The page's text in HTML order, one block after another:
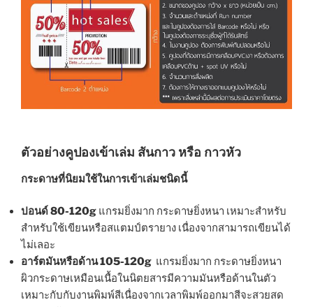
ตัวอย่างคูปองเข้าเล่ม สันกาว หรือ กาวหัว
กระดาษที่นิยมใช้ในการเข้าเล่มชนิดนี้
ปอนด์ 80-120g แกรมยิ่งมาก กระดาษยิ่งหนา เหมาะสำหรับ
สำหรับใช้เขียนหรือสแตมป์ตรายาง เนื่องจากสามารถเขียนได้
ไม่เลอะ
อาร์ตมันหรือด้าน 105-120g แกรมยิ่งมาก กระดาษยิ่งหนา
ผิวกระดาษเหมือนเนื้อในนิตยสารมีความมันหรือด้านในตัว
เหมาะกับกับงานพิมพ์สีเนื่องจากเวลาพิมพ์ออกมาสีจะสวยสด